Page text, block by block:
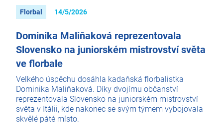
Florbal 14/5/2026
Dominika Maliňaková reprezentovala
Slovensko na juniorském mistrovství světa
ve florbale
Velkého úspěchu dosáhla kadaňská florbalistka
Dominika Maliňaková. Díky dvojímu občanství
reprezentovala Slovensko na juniorském mistrovství
světa v Itálii, kde nakonec se svým týmem vybojovala
skvělé páté místo.